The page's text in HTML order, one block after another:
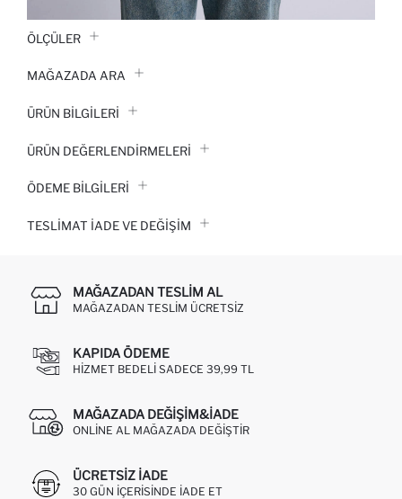
ÖLÇÜLER
MAĞAZADA ARA
ÜRÜN BILGILERI
ÜRÜN DEĞERLENDİRMELERİ
ÖDEME BİLGİLERİ
TESLIMAT İADE VE DEĞIŞIM
MAĞAZADAN TESLIM AL
MAĞAZADAN TESLIM ÜCRETSIZ
KAPIDA ÖDEME
HIZMET BEDELI SADECE 39,99 TL
MAĞAZADA DEĞIŞIM&İADE
ONLINE AL MAĞAZADA DEĞIŞTIR
ÜCRETSIZ IADE
30 GÜN IÇERISINDE IADE ET